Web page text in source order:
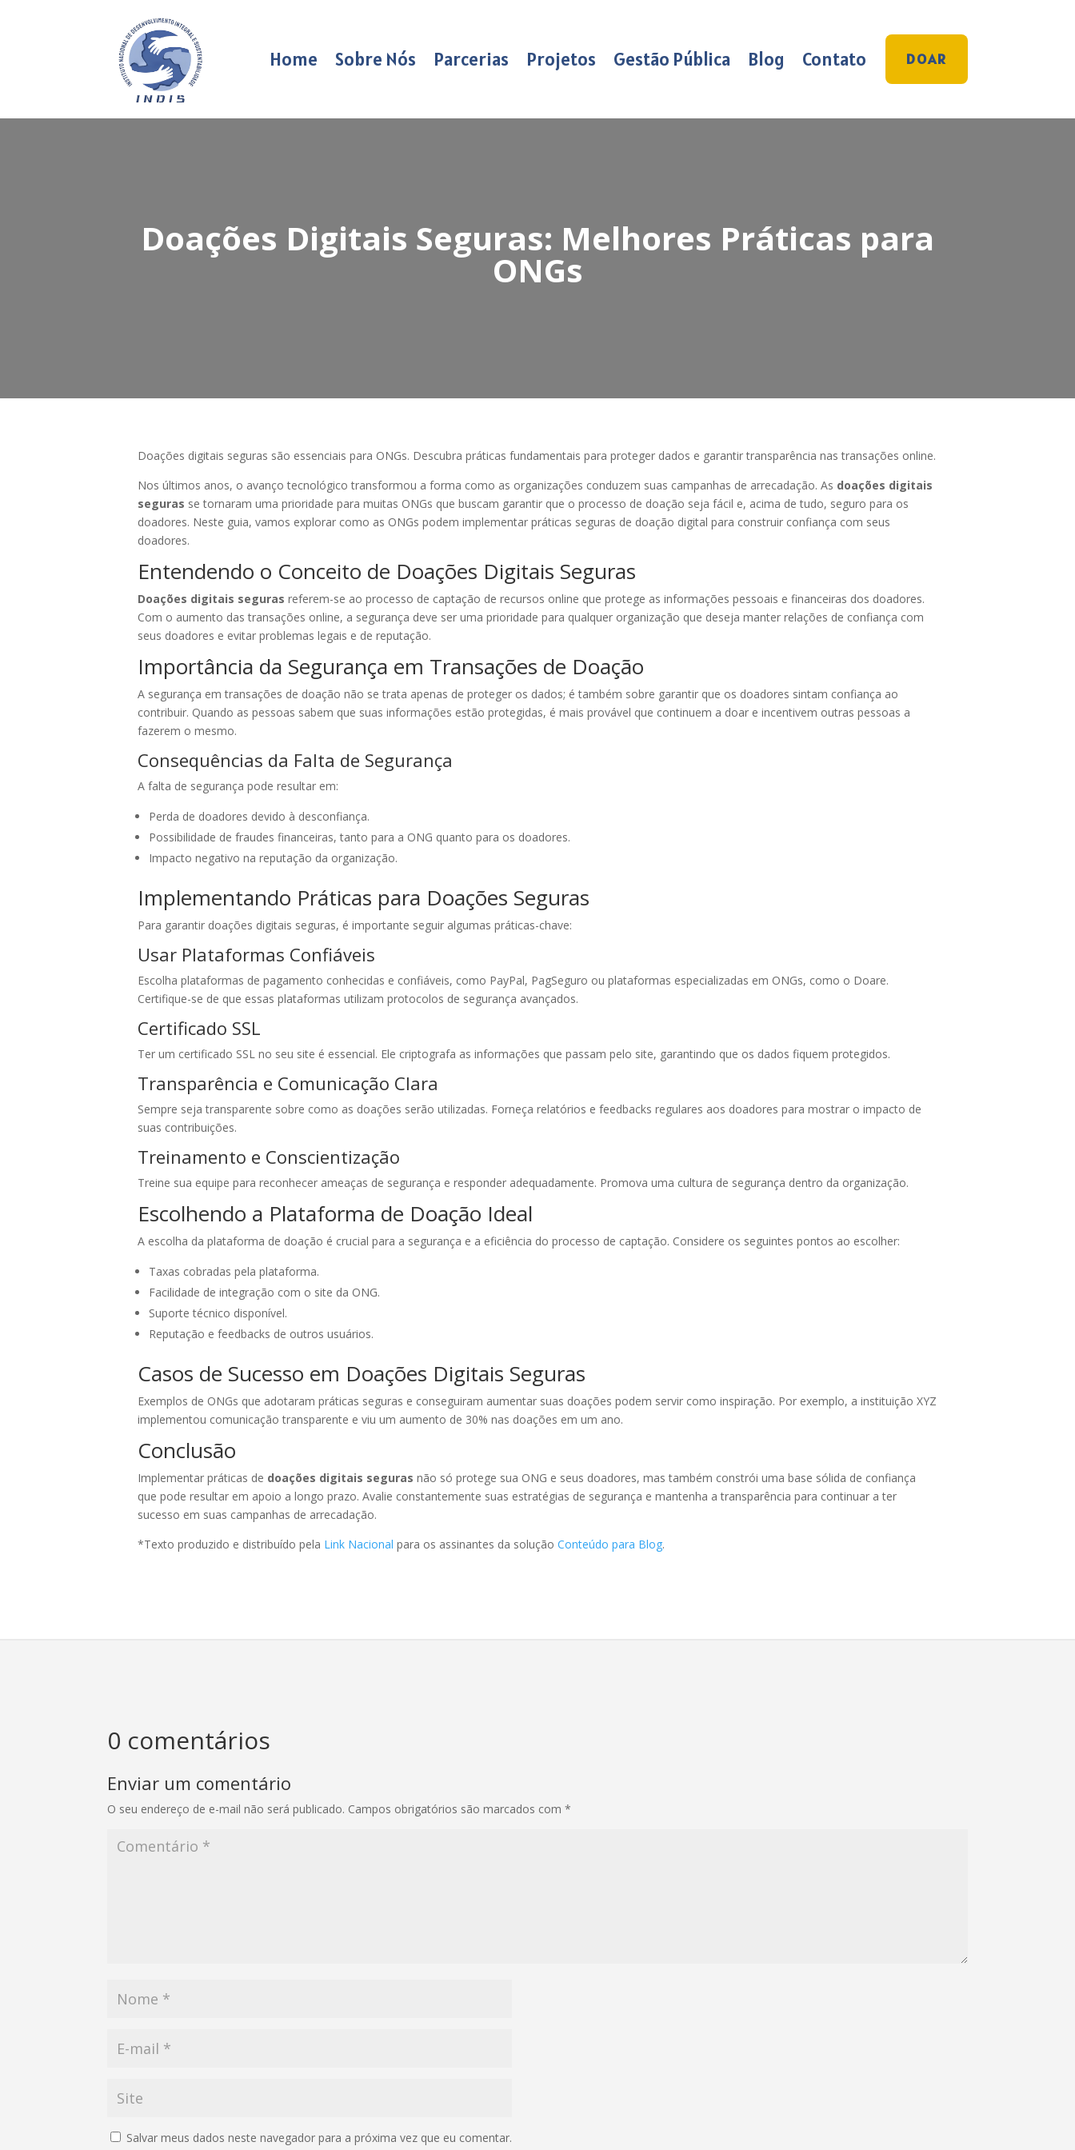
Home Sobre Nós Parcerias Projetos Gestão Pública Blog Contato DOAR
Doações Digitais Seguras: Melhores Práticas para
ONGs
Doações digitais seguras são essenciais para ONGs. Descubra práticas fundamentais para proteger dados e garantir transparência nas transações online.
Nos últimos anos, o avanço tecnológico transformou a forma como as organizações conduzem suas campanhas de arrecadação. As doações digitais
seguras se tornaram uma prioridade para muitas ONGs que buscam garantir que o processo de doação seja fácil e, acima de tudo, seguro para os
doadores. Neste guia, vamos explorar como as ONGs podem implementar práticas seguras de doação digital para construir confiança com seus
doadores.
Entendendo o Conceito de Doações Digitais Seguras
Doações digitais seguras referem-se ao processo de captação de recursos online que protege as informações pessoais e financeiras dos doadores.
Com o aumento das transações online, a segurança deve ser uma prioridade para qualquer organização que deseja manter relações de confiança com
seus doadores e evitar problemas legais e de reputação.
Importância da Segurança em Transações de Doação
A segurança em transações de doação não se trata apenas de proteger os dados; é também sobre garantir que os doadores sintam confiança ao
contribuir. Quando as pessoas sabem que suas informações estão protegidas, é mais provável que continuem a doar e incentivem outras pessoas a
fazerem o mesmo.
Consequências da Falta de Segurança
A falta de segurança pode resultar em:
Perda de doadores devido à desconfiança.
Possibilidade de fraudes financeiras, tanto para a ONG quanto para os doadores.
Impacto negativo na reputação da organização.
Implementando Práticas para Doações Seguras
Para garantir doações digitais seguras, é importante seguir algumas práticas-chave:
Usar Plataformas Confiáveis
Escolha plataformas de pagamento conhecidas e confiáveis, como PayPal, PagSeguro ou plataformas especializadas em ONGs, como o Doare.
Certifique-se de que essas plataformas utilizam protocolos de segurança avançados.
Certificado SSL
Ter um certificado SSL no seu site é essencial. Ele criptografa as informações que passam pelo site, garantindo que os dados fiquem protegidos.
Transparência e Comunicação Clara
Sempre seja transparente sobre como as doações serão utilizadas. Forneça relatórios e feedbacks regulares aos doadores para mostrar o impacto de
suas contribuições.
Treinamento e Conscientização
Treine sua equipe para reconhecer ameaças de segurança e responder adequadamente. Promova uma cultura de segurança dentro da organização.
Escolhendo a Plataforma de Doação Ideal
A escolha da plataforma de doação é crucial para a segurança e a eficiência do processo de captação. Considere os seguintes pontos ao escolher:
Taxas cobradas pela plataforma.
Facilidade de integração com o site da ONG.
Suporte técnico disponível.
Reputação e feedbacks de outros usuários.
Casos de Sucesso em Doações Digitais Seguras
Exemplos de ONGs que adotaram práticas seguras e conseguiram aumentar suas doações podem servir como inspiração. Por exemplo, a instituição XYZ
implementou comunicação transparente e viu um aumento de 30% nas doações em um ano.
Conclusão
Implementar práticas de doações digitais seguras não só protege sua ONG e seus doadores, mas também constrói uma base sólida de confiança
que pode resultar em apoio a longo prazo. Avalie constantemente suas estratégias de segurança e mantenha a transparência para continuar a ter
sucesso em suas campanhas de arrecadação.
*Texto produzido e distribuído pela Link Nacional para os assinantes da solução Conteúdo para Blog.
0 comentários
Enviar um comentário
O seu endereço de e-mail não será publicado. Campos obrigatórios são marcados com*
Salvar meus dados neste navegador para a próxima vez que eu comentar.